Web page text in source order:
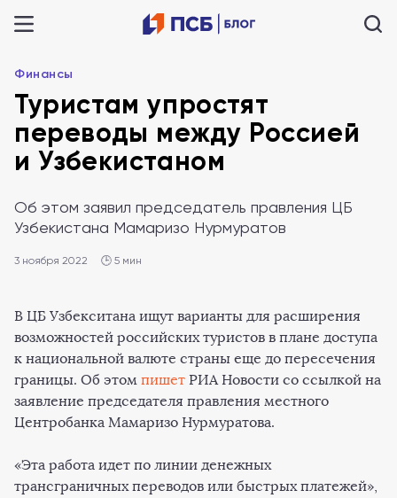
Финансы
Туристам упростят
переводы между Россией
и Узбекистаном
Об этом заявил председатель правления ЦБ
Узбекистана Мамаризо Нурмуратов
3 ноября 2022 🕒 5 мин
В ЦБ Узбекситана ищут варианты для расширения
возможностей российских туристов в плане доступа
к национальной валюте страны еще до пересечения
границы. Об этом пишет РИА Новости со ссылкой на
заявление председателя правления местного
Центробанка Мамаризо Нурмуратова.
«Эта работа идет по линии денежных
трансграничных переводов или быстрых платежей»,